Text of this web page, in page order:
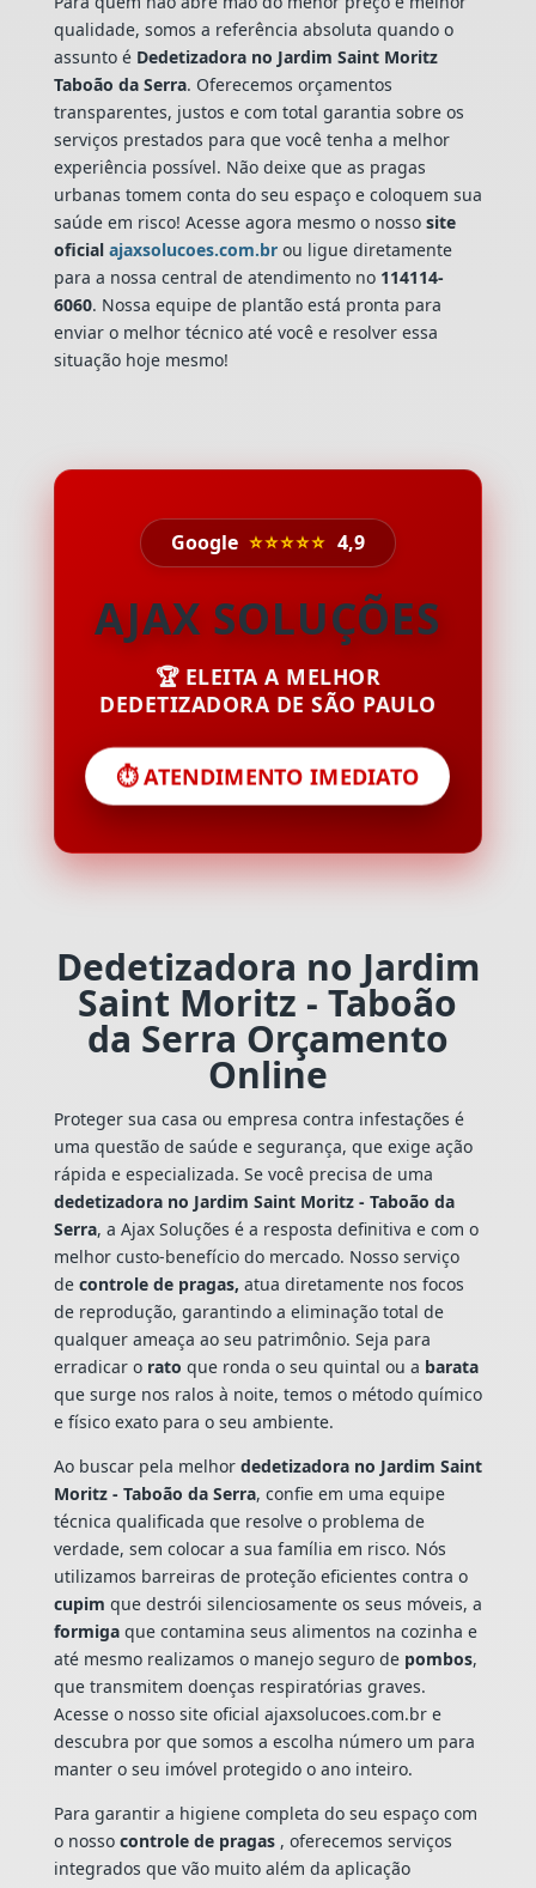
qualidade, somos a referência absoluta quando o
assunto é Dedetizadora no Jardim Saint Moritz
Taboão da Serra. Oferecemos orçamentos
transparentes, justos e com total garantia sobre os
serviços prestados para que você tenha a melhor
experiência possível. Não deixe que as pragas
urbanas tomem conta do seu espaço e coloquem sua
saúde em risco! Acesse agora mesmo o nossosite
oficial ajaxsolucoes.com.brou ligue diretamente
para a nossa central de atendimento no 114114-
6060. Nossa equipe de plantão está pronta para
enviar o melhor técnico até você e resolver essa
situação hoje mesmo!
Google ⭐⭐⭐⭐⭐ 4,9
AJAX SOLUÇÕES
🏆 ELEITA A MELHOR
DEDETIZADORA DE SÃO PAULO
⏱️ ATENDIMENTO IMEDIATO
Dedetizadora no Jardim
Saint Moritz - Taboão
da Serra Orçamento
Online
Proteger sua casa ou empresa contra infestações é
uma questão de saúde e segurança, que exige ação
rápida e especializada. Se você precisa de uma
dedetizadora no Jardim Saint Moritz - Taboão da
Serra, a Ajax Soluções é a resposta definitiva e com o
melhor custo-benefício do mercado. Nosso serviço
de controle de pragas, atua diretamente nos focos
de reprodução, garantindo a eliminação total de
qualquer ameaça ao seu patrimônio. Seja para
erradicar o rato que ronda o seu quintal ou a barata
que surge nos ralos à noite, temos o método químico
e físico exato para o seu ambiente.
Ao buscar pela melhor dedetizadora no Jardim Saint
Moritz - Taboão da Serra, confie em uma equipe
técnica qualificada que resolve o problema de
verdade, sem colocar a sua família em risco. Nós
utilizamos barreiras de proteção eficientes contra o
cupim que destrói silenciosamente os seus móveis, a
formigaque contamina seus alimentos na cozinha e
até mesmo realizamos o manejo seguro de pombos,
que transmitem doenças respiratórias graves.
Acesse o nosso site oficial ajaxsolucoes.com.br e
descubra por que somos a escolha número um para
manter o seu imóvel protegido o ano inteiro.
Para garantir a higiene completa do seu espaço com
o nosso controle de pragas , oferecemos serviços
integrados que vão muito além da aplicação